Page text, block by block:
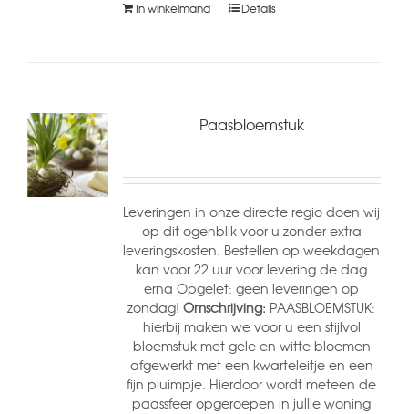
In winkelmand Details
Paasbloemstuk
Leveringen in onze directe regio doen wij
op dit ogenblik voor u zonder extra
leveringskosten. Bestellen op weekdagen
kan voor 22 uur voor levering de dag
erna Opgelet: geen leveringen op
zondag!Omschrijving: PAASBLOEMSTUK:
hierbij maken we voor u een stijlvol
bloemstuk met gele en witte bloemen
afgewerkt met een kwarteleitje en een
fijn pluimpje. Hierdoor wordt meteen de
paassfeer opgeroepen in jullie woning